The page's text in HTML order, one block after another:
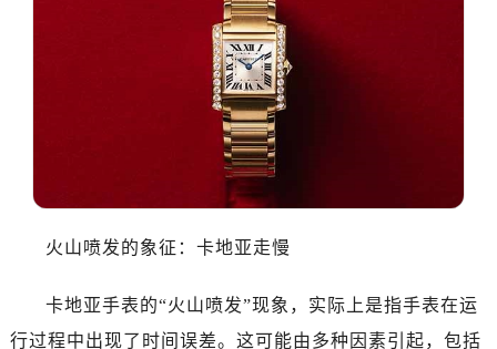
火山喷发的象征：卡地亚走慢
卡地亚手表的“火山喷发”现象，实际上是指手表在运
行过程中出现了时间误差。这可能由多种因素引起，包括